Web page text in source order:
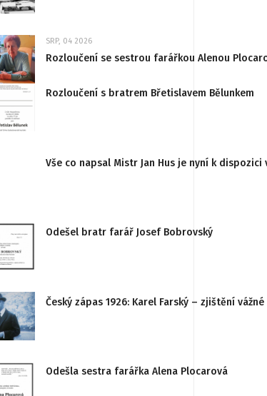
SRP, 04 2026
Rozloučení se sestrou farářkou Alenou
Rozloučení s bratrem Břetislavem Bělunkem
Vše co napsal Mistr Jan Hus je nyní k
Odešel bratr farář Josef Bobrovský
Český zápas 1926: Karel Farský – zjištění
Odešla sestra farářka Alena Plocarová